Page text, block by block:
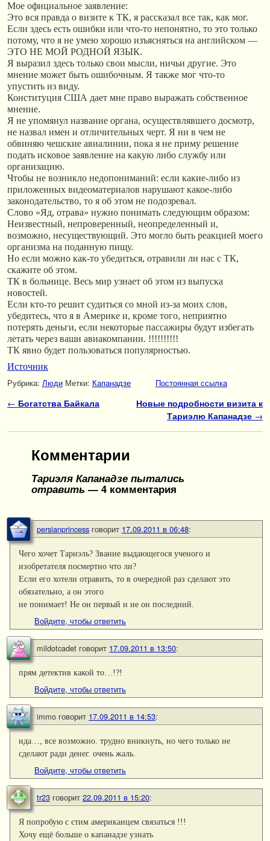
Мое официальное заявление:
Это вся правда о визите к ТК, я рассказал все так, как мог.
Если здесь есть ошибки или что-то непонятно, то это только
потому, что я не умею хорошо изъясняться на английском —
ЭТО НЕ МОЙ РОДНОЙ ЯЗЫК.
Я выразил здесь только свои мысли, ничьи другие. Это
мнение может быть ошибочным. Я также мог что-то
упустить из виду.
Конституция США дает мне право выражать собственное
мнение.
Я не упомянул название органа, осуществлявшего досмотр,
не назвал имен и отличительных черт. Я ни в чем не
обвиняю чешские авиалинии, пока я не приму решение
подать исковое заявление на какую либо службу или
организацию.
Чтобы не возникло недопониманий: если какие-либо из
приложенных видеоматериалов нарушают какое-либо
законодательство, то я об этом не подозревал.
Слово «Яд, отрава» нужно понимать следующим образом:
Неизвестный, непроверенный, неопределенный и,
возможно, несуществующий. Это могло быть реакцией моего
организма на поданную пищу.
Но если можно как-то убедиться, отравили ли нас с ТК,
скажите об этом.
ТК в больнице. Весь мир узнает об этом из выпуска
новостей.
Если кто-то решит судиться со мной из-за моих слов,
убедитесь, что я в Америке и, кроме того, неприятно
потерять деньги, если некоторые пассажиры будут избегать
летать через ваши авиакомпании. !!!!!!!!!!
ТК явно будет пользоваться популярностью.
Источник
Рубрика: Люди Метки: Капанадзе Постоянная ссылка
Навигация по записям
← Богатства Байкала
Новые подробности визита к
Тариэлю Капанадзе →
Комментарии
Тариэля Капанадзе пытались
отравить — 4 комментария
persianprincess говорит 17.09.2011 в 06:48:
Чего хочет Тариэль? Звание выдающегося ученого и
изобретателя посмертно что ли?
Если его хотели отравить, то в очередной раз сделают это
обязательно, а он этого
не понимает! Не он первый и не он последний.
Войдите, чтобы ответить
mildotcadet говорит 17.09.2011 в 13:50:
прям детектив какой то…!?!
Войдите, чтобы ответить
immo говорит 17.09.2011 в 14:53:
нда…, все возможно. трудно вникнуть, но чего только не
сделают ради денег. очень жаль.
Войдите, чтобы ответить
tr23 говорит 22.09.2011 в 15:20:
Я попробую с єтим американцем связаться !!!
Хочу ещё больше о капанадзе узнать